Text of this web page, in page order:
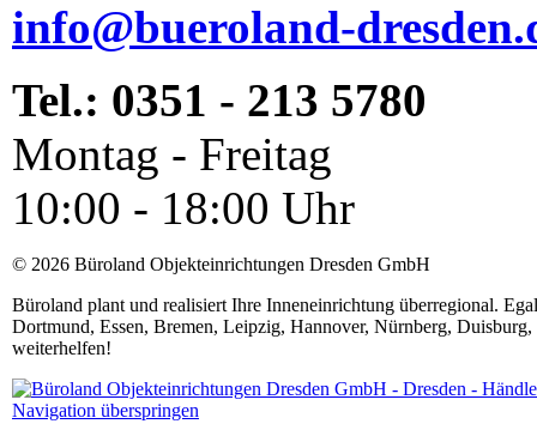
info@bueroland-
Tel.: 0351 - 213 5780
Montag - Freitag
10:00 - 18:00 Uhr
© 2026 Büroland Objekteinrichtungen Dresden GmbH
Büroland plant und realisiert Ihre Inneneinrichtung überregional.
Dortmund, Essen, Bremen, Leipzig, Hannover, Nürnberg,
weiterhelfen!
Navigation überspringen